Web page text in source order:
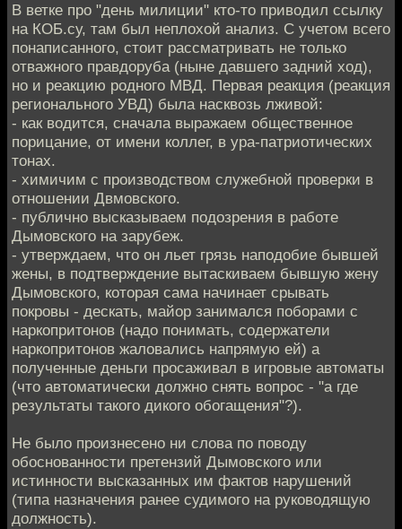
В ветке про "день милиции" кто-то приводил ссылку
на КОБ.су, там был неплохой анализ. С учетом всего
понаписанного, стоит рассматривать не только
отважного правдоруба (ныне давшего задний ход),
но и реакцию родного МВД. Первая реакция (реакция
регионального УВД) была насквозь лживой:
- как водится, сначала выражаем общественное
порицание, от имени коллег, в ура-патриотических
тонах.
- химичим с производством служебной проверки в
отношении Двмовского.
- публично высказываем подозрения в работе
Дымовского на зарубеж.
- утверждаем, что он льет грязь наподобие бывшей
жены, в подтверждение вытаскиваем бывшую жену
Дымовского, которая сама начинает срывать
покровы - дескать, майор занимался поборами с
наркопритонов (надо понимать, содержатели
наркопритонов жаловались напрямую ей) а
полученные деньги просаживал в игровые автоматы
(что автоматически должно снять вопрос - "а где
результаты такого дикого обогащения"?).
Не было произнесено ни слова по поводу
обоснованности претензий Дымовского или
истинности высказанных им фактов нарушений
(типа назначения ранее судимого на руководящую
должность).